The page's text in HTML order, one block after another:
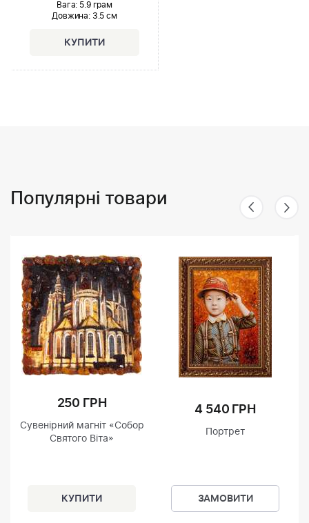
Вага: 5.9 грам
Довжина:3.5 см
Популярні товари
250 ГРН
Сувенірний магніт «Собор
Святого Віта»
4 540 ГРН
Портрет
ЗАМОВИТИ